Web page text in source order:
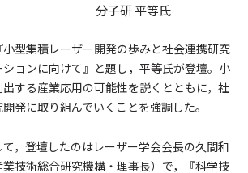
分子研 平等氏
型集積レーザー開発の歩みと社会連携研究
ョンに向けて』と題し，平等氏が登壇。小
する産業応用の可能性を説くとともに，社
発に取り組んでいくことを強調した。
，登壇したのはレーザー学会会長の久間和
技術総合研究機構・理事長）で，『科学技